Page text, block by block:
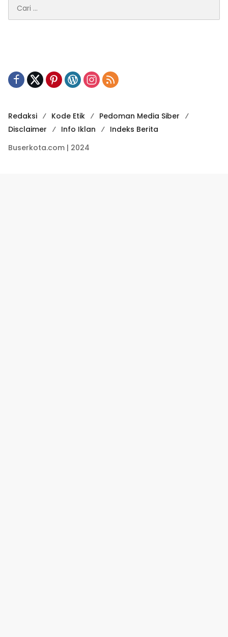
untuk:
Redaksi Kode Etik
Pedoman Media Siber
Disclaimer
Info Iklan
Indeks Berita
Buserkota.com | 2024